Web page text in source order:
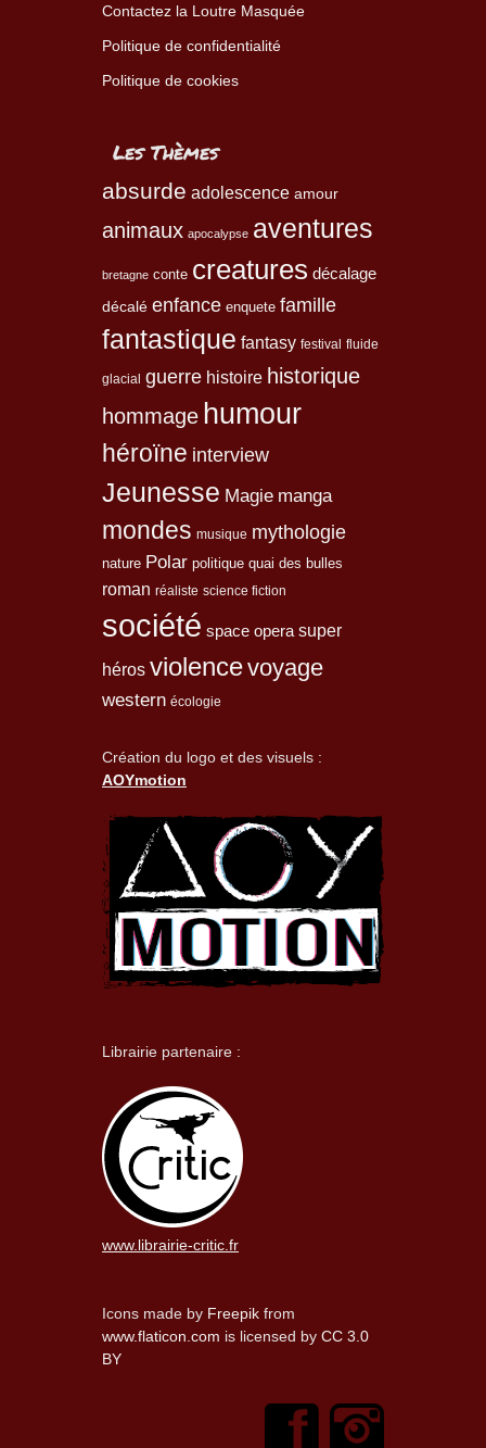
Contactez la Loutre Masquée
Politique de confidentialité
Politique de cookies
Les Thèmes
absurde adolescence amour
animaux apocalypse aventures
bretagne conte creatures décalage
décalé enfance enquete famille
fantastique fantasy festival fluide
glacial guerre histoire historique
hommage humour
héroïne interview
Jeunesse Magie manga
mondes musique mythologie
nature Polar politique quai des bulles
roman réaliste science fiction
société space opera super
héros violencevoyage
western écologie
Création du logo et des visuels :
AOYmotion
Librairie partenaire :
www.librairie-critic.fr
Icons made by Freepik from
www.flaticon.com is licensed by CC 3.0
BY